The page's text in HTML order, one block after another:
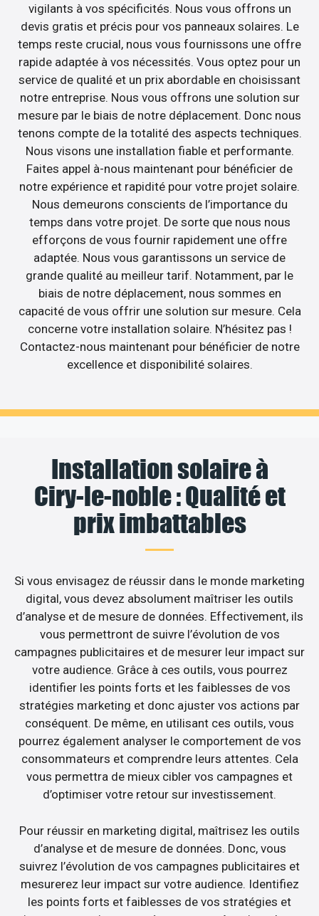
vigilants à vos spécificités. Nous vous offrons un
devis gratis et précis pour vos panneaux solaires. Le
temps reste crucial, nous vous fournissons une offre
rapide adaptée à vos nécessités. Vous optez pour un
service de qualité et un prix abordable en choisissant
notre entreprise. Nous vous offrons une solution sur
mesure par le biais de notre déplacement. Donc nous
tenons compte de la totalité des aspects techniques.
Nous visons une installation fiable et performante.
Faites appel à-nous maintenant pour bénéficier de
notre expérience et rapidité pour votre projet solaire.
Nous demeurons conscients de l’importance du
temps dans votre projet. De sorte que nous nous
efforçons de vous fournir rapidement une offre
adaptée. Nous vous garantissons un service de
grande qualité au meilleur tarif. Notamment, par le
biais de notre déplacement, nous sommes en
capacité de vous offrir une solution sur mesure. Cela
concerne votre installation solaire. N’hésitez pas !
Contactez-nous maintenant pour bénéficier de notre
excellence et disponibilité solaires.
Installation solaire à
Ciry-le-noble : Qualité et
prix imbattables
Si vous envisagez de réussir dans le monde marketing
digital, vous devez absolument maîtriser les outils
d’analyse et de mesure de données. Effectivement, ils
vous permettront de suivre l’évolution de vos
campagnes publicitaires et de mesurer leur impact sur
votre audience. Grâce à ces outils, vous pourrez
identifier les points forts et les faiblesses de vos
stratégies marketing et donc ajuster vos actions par
conséquent. De même, en utilisant ces outils, vous
pourrez également analyser le comportement de vos
consommateurs et comprendre leurs attentes. Cela
vous permettra de mieux cibler vos campagnes et
d’optimiser votre retour sur investissement.
Pour réussir en marketing digital, maîtrisez les outils
d’analyse et de mesure de données. Donc, vous
suivrez l’évolution de vos campagnes publicitaires et
mesurerez leur impact sur votre audience. Identifiez
les points forts et faiblesses de vos stratégies et